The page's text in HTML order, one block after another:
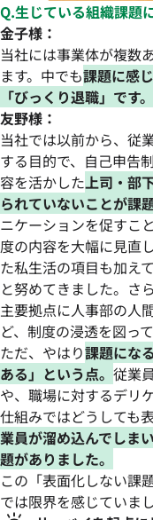
Q.生じている組織課題
金子様：
当社には事業体が複数
ます。中でも課題に感
「びっくり退職」です。
友野様：
当社では以前から、従
する目的で、自己申告
容を活かした上司・部
られていないことが課
ニケーションを促すこ
度の内容を大幅に見直
た私生活の項目も加え
と努めてきました。さ
主要拠点に人事部の人
ど、制度の浸透を図っ
ただ、やはり課題にな
ある」という点。 従業
や、職場に対するデリ
仕組みではどうしても
業員が溜め込んでしま
題がありました。
この「表面化しない課
では限界を感じていまし